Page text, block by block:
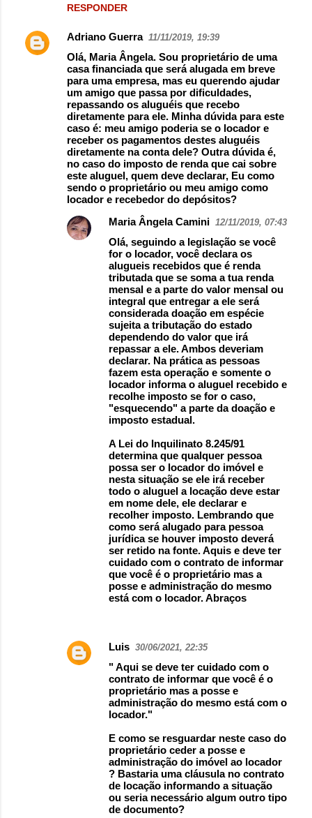
RESPONDER
Adriano Guerra 11/11/2019, 19:39
Olá, Maria Ângela. Sou proprietário de uma
casa financiada que será alugada em breve
para uma empresa, mas eu querendo ajudar
um amigo que passa por dificuldades,
repassando os aluguéis que recebo
diretamente para ele. Minha dúvida para este
caso é: meu amigo poderia se o locador e
receber os pagamentos destes aluguéis
diretamente na conta dele? Outra dúvida é,
no caso do imposto de renda que cai sobre
este aluguel, quem deve declarar, Eu como
sendo o proprietário ou meu amigo como
locador e recebedor do depósitos?
Maria Ângela Camini 12/11/2019, 07:43
Olá, seguindo a legislação se você
for o locador, você declara os
alugueis recebidos que é renda
tributada que se soma a tua renda
mensal e a parte do valor mensal ou
integral que entregar a ele será
considerada doação em espécie
sujeita a tributação do estado
dependendo do valor que irá
repassar a ele. Ambos deveriam
declarar. Na prática as pessoas
fazem esta operação e somente o
locador informa o aluguel recebido e
recolhe imposto se for o caso,
"esquecendo" a parte da doação e
imposto estadual.
A Lei do Inquilinato 8.245/91
determina que qualquer pessoa
possa ser o locador do imóvel e
nesta situação se ele irá receber
todo o aluguel a locação deve estar
em nome dele, ele declarar e
recolher imposto. Lembrando que
como será alugado para pessoa
jurídica se houver imposto deverá
ser retido na fonte. Aquis e deve ter
cuidado com o contrato de informar
que você é o proprietário mas a
posse e administração do mesmo
está com o locador. Abraços
Luis 30/06/2021, 22:35
" Aqui se deve ter cuidado com o
contrato de informar que você é o
proprietário mas a posse e
administração do mesmo está com o
locador."
E como se resguardar neste caso do
proprietário ceder a posse e
administração do imóvel ao locador
? Bastaria uma cláusula no contrato
de locação informando a situação
ou seria necessário algum outro tipo
de documento?